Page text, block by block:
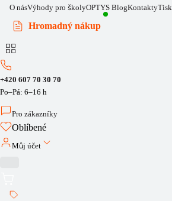
O násVýhody pro školyOPTYS BlogKontakty
Hromadný nákup
+420 607 70 30 70
Po–Pá: 6–16 h
Pro zákazníky
Oblíbené
Můj účet